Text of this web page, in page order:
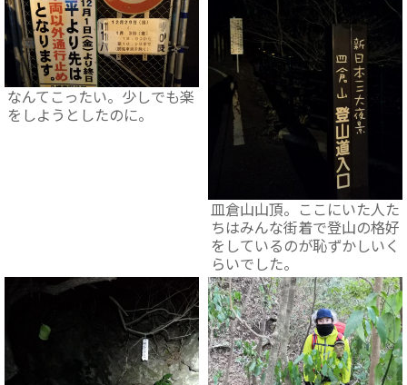
なんてこったい。少しでも楽
をしようとしたのに。
皿倉山山頂。ここにいた人た
ちはみんな街着で登山の格好
をしているのが恥ずかしいく
らいでした。